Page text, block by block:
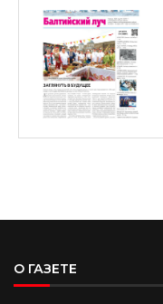
О ГАЗЕТЕ